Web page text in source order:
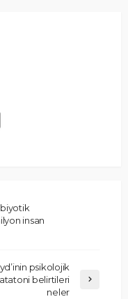
insan
psikolojik
belirtileri
neler